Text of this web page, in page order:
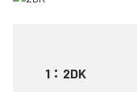
1 ： 2DK